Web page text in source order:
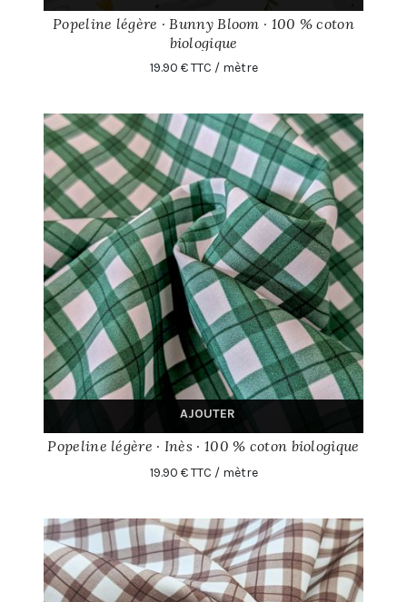
Popeline légère · Bunny Bloom · 100 % coton
biologique
19.90 € TTC / mètre
AJOUTER
Popeline légère · Inès · 100 % coton biologique
19.90 € TTC / mètre